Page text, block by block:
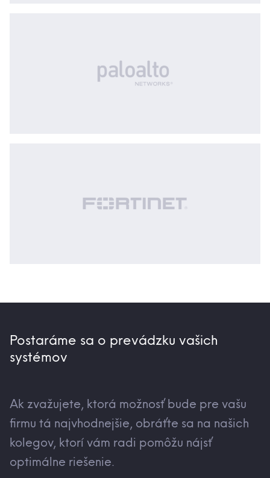
Postaráme sa o prevádzku vašich
systémov
Ak zvažujete, ktorá možnosť bude pre vašu
firmu tá najvhodnejšie, obráťte sa na našich
kolegov, ktorí vám radi pomôžu nájsť
optimálne riešenie.